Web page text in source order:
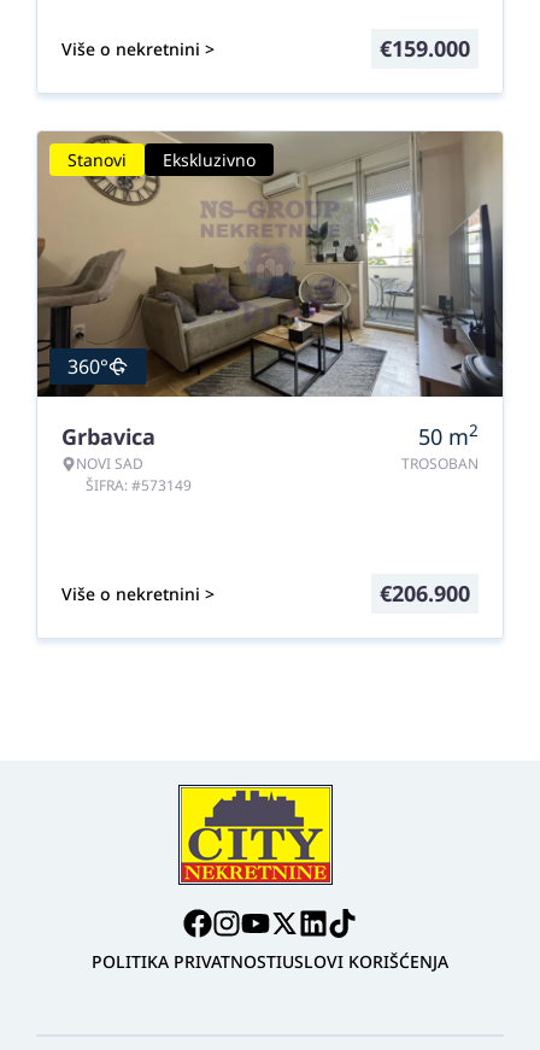
Više o nekretnini > €159.000
Stanovi Ekskluzivno
360°
Grbavica
NOVI SAD
ŠIFRA: #573149
50 m2
TROSOBAN
Više o nekretnini > €206.900
POLITIKA PRIVATNOSTIUSLOVI KORIŠĆENJA